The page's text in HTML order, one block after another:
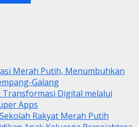
Merah Putih, Menumbuhkan
Galang
Transformasi Digital melalui
Apps
Rakyat Merah Putih